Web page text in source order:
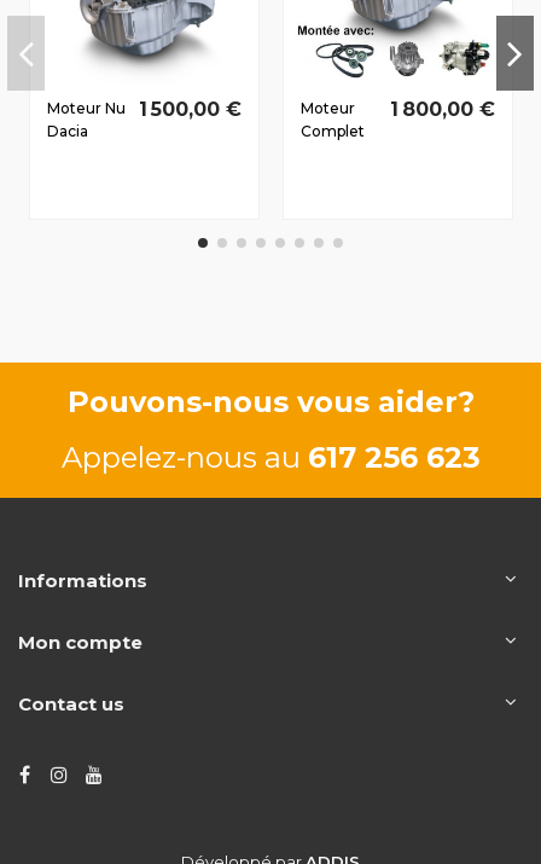
Moteur Nu
Dacia
1 500,00 €
Moteur
Complet
K9K796
1 800,00 €
Pouvons-nous vous aider?
Appelez-nous au 617 256 623
Informations
Mon compte
Contact us